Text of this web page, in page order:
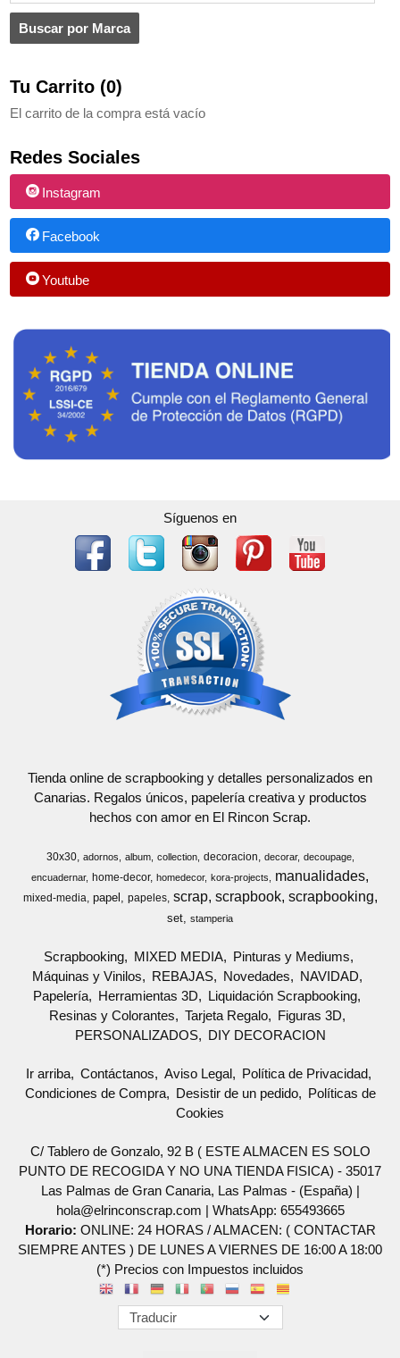
Tu Carrito (0)
El carrito de la compra está vacío
Redes Sociales
Instagram
Facebook
Youtube
Síguenos en
Tienda online de scrapbooking y detalles personalizados en
Canarias. Regalos únicos, papelería creativa y productos
hechos con amor en El Rincon Scrap.
30x30 adornos album collection decoracion decorar
decoupage
encuadernar
home-decor homedecor kora-projects manualidades
mixed-media papel papeles scrap scrapbook scrapbooking
set stamperia
Scrapbooking MIXED MEDIA
Pinturas y Mediums
Máquinas y Vinilos
REBAJAS Novedades
NAVIDAD
Papelería
Herramientas 3D
Liquidación Scrapbooking
Resinas y Colorantes
Tarjeta Regalo
Figuras 3D
PERSONALIZADOS
DIY DECORACION
Ir arriba Contáctanos Aviso Legal
Política de Privacidad
Condiciones de Compra
Desistir de un pedido
Políticas de
Cookies
C/ Tablero de Gonzalo, 92 B ( ESTE ALMACEN ES SOLO
PUNTO DE RECOGIDA Y NO UNA TIENDA FISICA) - 35017
Las Palmas de Gran Canaria, Las Palmas - (España) |
hola@elrinconscrap.com | WhatsApp: 655493665
Horario: ONLINE: 24 HORAS / ALMACEN: ( CONTACTAR
SIEMPRE ANTES ) DE LUNES A VIERNES DE 16:00 A 18:00
(*) Precios con Impuestos incluidos